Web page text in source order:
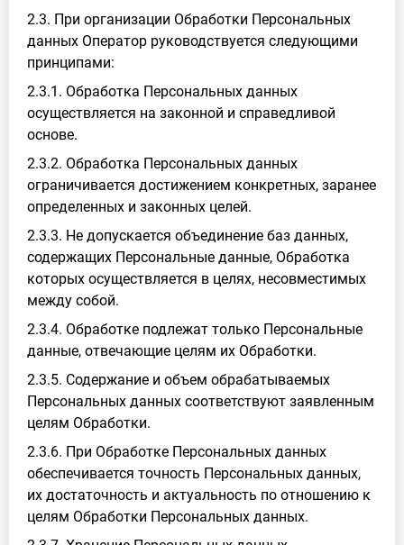
2.3. При организации Обработки Персональных
данных Оператор руководствуется следующими
принципами:
2.3.1. Обработка Персональных данных
осуществляется на законной и справедливой
основе.
2.3.2. Обработка Персональных данных
ограничивается достижением конкретных, заранее
определенных и законных целей.
2.3.3. Не допускается объединение баз данных,
содержащих Персональные данные, Обработка
которых осуществляется в целях, несовместимых
между собой.
2.3.4. Обработке подлежат только Персональные
данные, отвечающие целям их Обработки.
2.3.5. Содержание и объем обрабатываемых
Персональных данных соответствуют заявленным
целям Обработки.
2.3.6. При Обработке Персональных данных
обеспечивается точность Персональных данных,
их достаточность и актуальность по отношению к
целям Обработки Персональных данных.